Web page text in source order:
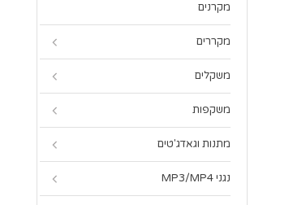
מקרנים
מקררים
משקלים
משקפות
מתנות וגאדג'טים
נגני MP3/MP4